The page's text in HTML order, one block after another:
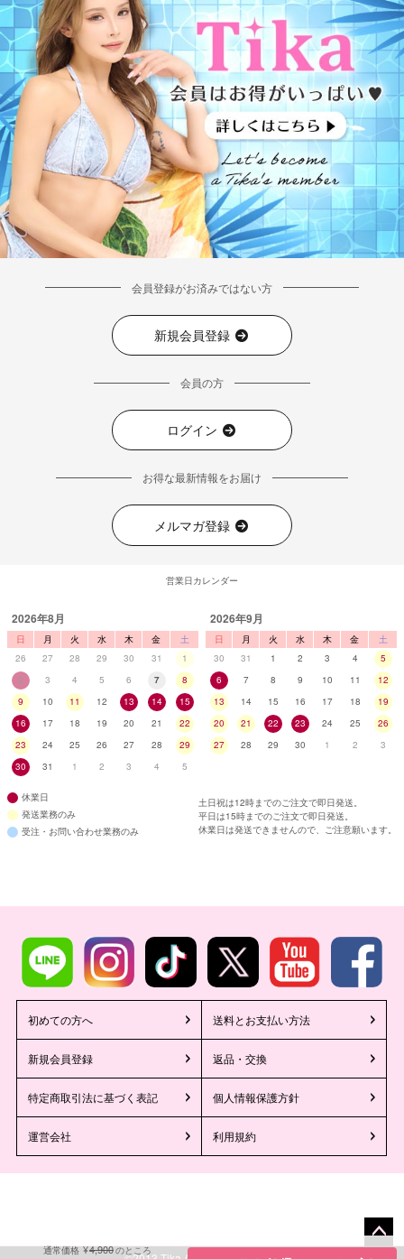
通常価格 ¥4,900のところ
会員登録がお済みではない方
新規会員登録
会員の方
ログイン
お得な最新情報をお届け
メルマガ登録
営業日カレンダー
2026年8月
日 月 火 水 木 金
土
26
27 28 29 30 31
1
2
3 4 5 6 7
8
9
10 11 12 13 14
15
16
17 18 19 20 21
22
23
24 25 26 27 28
29
30
31 1 2 3 4 5
2026年9月
日 月 火 水 木 金
土
30
31 1 2 3 4
5
6
7 8 9 10 11
12
13
14 15 16 17 18
19
20
21 22 23 24 25
26
27
28 29 30 1 2 3
休業日
発送業務のみ
受注・お問い合わせ業務のみ
土日祝は12時までのご注文で即日発送。
平日は15時までのご注文で即日発送。
休業日は発送できませんので、ご注意願います。
初めての方へ 送料とお支払い方法
新規会員登録 返品・交換
特定商取引法に基づく表記 個人情報保護方針
運営会社 利用規約